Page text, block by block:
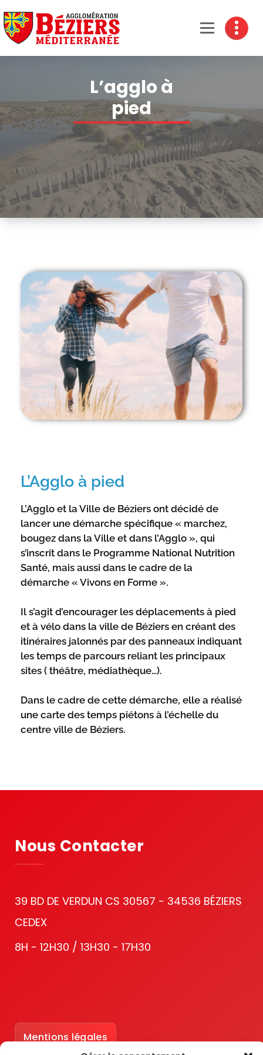
L’agglo à
pied
Accueil-
<strong>L’agglo à
pied</strong>
L’Agglo à pied
L’Agglo et la Ville de Béziers ont décidé de
lancer une démarche spécifique « marchez,
bougez dans la Ville et dans l’Agglo », qui
s’inscrit dans le Programme National Nutrition
Santé, mais aussi dans le cadre de la
démarche « Vivons en Forme ».
Il s’agit d’encourager les déplacements à pied
et à vélo dans la ville de Béziers en créant des
itinéraires jalonnés par des panneaux indiquant
les temps de parcours reliant les principaux
sites ( théâtre, médiathèque…).
Dans le cadre de cette démarche, elle a réalisé
une carte des temps piétons à l’échelle du
centre ville de Béziers.
Nous Contacter
39 BD DE VERDUN CS 30567 - 34536 BÉZIERS
CEDEX
8H - 12H30 / 13H30 - 17H30
Mentions légales